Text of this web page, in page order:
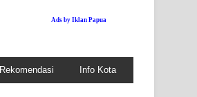
Ads by Iklan Papua
Rekomendasi Info Kota